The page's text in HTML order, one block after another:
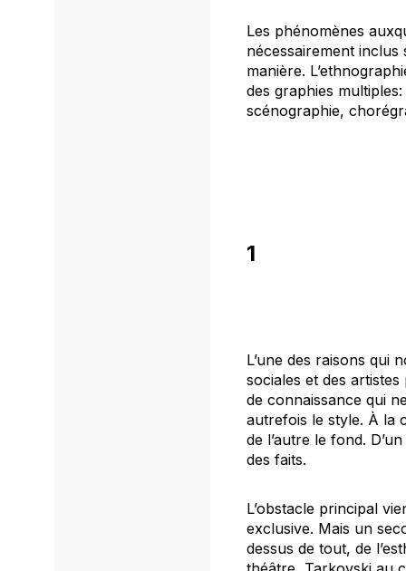
Les phénomènes
nécessairement inclus
manière.
des graphies
scénographie,
1
L’une des raisons qui
sociales et des
de connaissance qui
autrefois le style. À la
de l’autre le fond.
des faits.
L’obstacle principal
exclusive. Mais un
dessus de tout, de